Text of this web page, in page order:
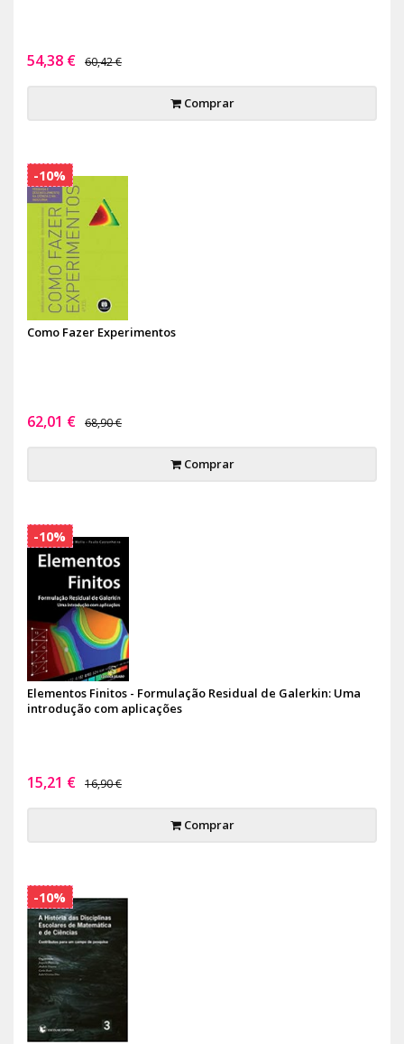
54,38 € 60,42 €
Comprar
Como Fazer Experimentos
62,01 € 68,90 €
Comprar
-10%
Elementos Finitos - Formulação Residual de Galerkin: Uma
introdução com aplicações
15,21 € 16,90 €
Comprar
-10%
-10%